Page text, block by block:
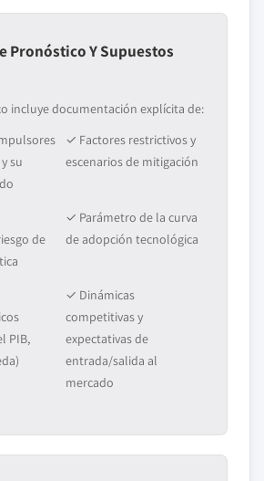
Pronóstico Y Supuestos
incluye documentación explícita de:
su
✓ Factores restrictivos y
escenarios de mitigación
de
✓ Parámetro de la curva
de adopción tecnológica
PIB,
✓ Dinámicas
competitivas y
expectativas de
entrada/salida al
mercado